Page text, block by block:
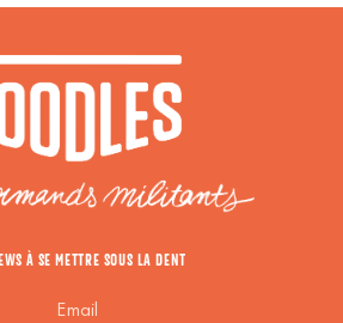
À SE METTRE SOUS LA DENT